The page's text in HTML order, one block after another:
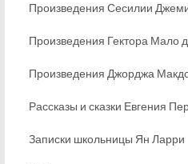
Произведения Сесилии
Произведения Гектора Мало
Произведения Джорджа
Рассказы и сказки Евгения
Записки школьницы Ян Ларри